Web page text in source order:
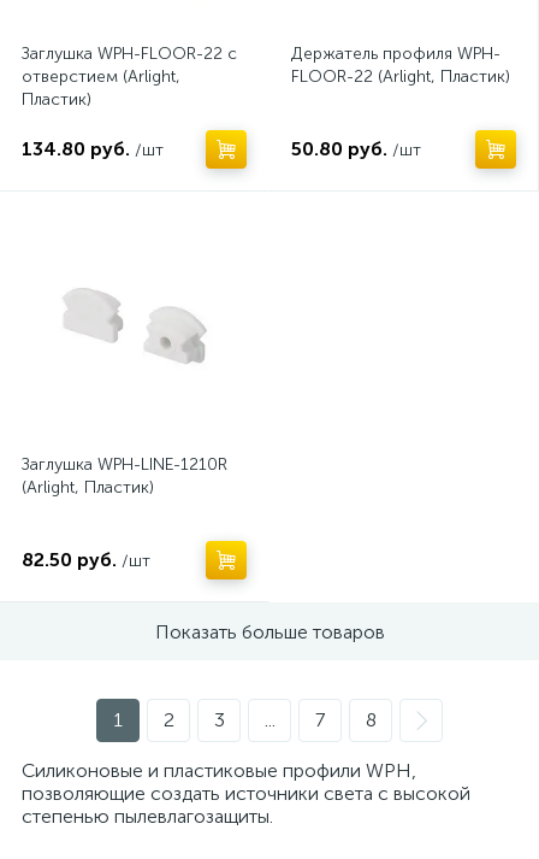
Заглушка WPH-FLOOR-22 с
отверстием (Arlight,
Пластик)
134.80 руб. /шт
Держатель профиля WPH-
FLOOR-22 (Arlight, Пластик)
50.80 руб. /шт
Заглушка WPH-LINE-1210R
(Arlight, Пластик)
82.50 руб. /шт
Показать больше товаров
1 2 3 ... 7 8
Силиконовые и пластиковые профили WPH,
позволяющие создать источники света с высокой
степенью пылевлагозащиты.